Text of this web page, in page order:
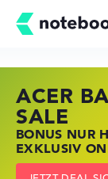
ACER
SALE
BONUS NUR
EXKLUSIV
HP
JETZT
KRÄFTIG
ZU DEN HP
NOTEBOOKS
KRÄFTIG
LENOVO